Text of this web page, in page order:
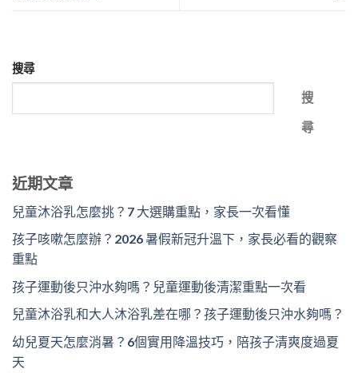
搜尋
搜
尋
近期文章
兒童沐浴乳怎麼挑？7 大選購重點，家長一次看懂
孩子咳嗽怎麼辦？2026 暑假新冠升溫下，家長必看的觀察
重點
孩子運動後只沖水夠嗎？兒童運動後清潔重點一次看
兒童沐浴乳和大人沐浴乳差在哪？孩子運動後只沖水夠嗎？
幼兒夏天怎麼消暑？6個實用降溫技巧，陪孩子清爽度過夏
天